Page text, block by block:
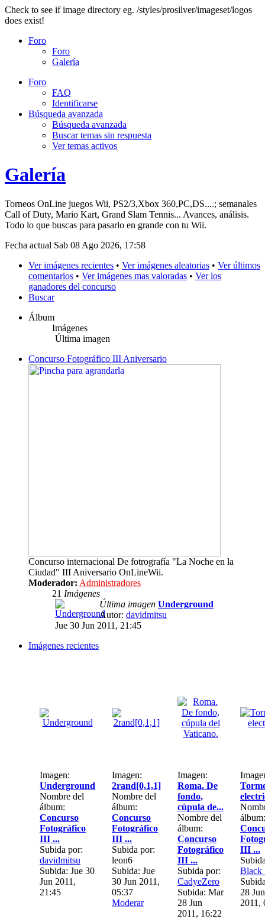
Check to see if image directory eg. /styles/prosilver/imageset/logos
does exist!
Foro
Foro
Galería
Foro
FAQ
Identificarse
Búsqueda avanzada
Búsqueda avanzada
Buscar temas sin respuesta
Ver temas activos
Galería
Torneos OnLine juegos Wii, PS2/3,Xbox 360,PC,DS....; semanales
Call of Duty, Mario Kart, Grand Slam Tennis... Avances, análisis.
Todo lo que buscas para pasarlo en grande con tu Wii.
Fecha actual Sab 08 Ago 2026, 17:58
Ver imágenes recientes • Ver imágenes aleatorias • Ver últimos
comentarios • Ver imágenes mas valoradas • Ver los
ganadores del concurso
Buscar
Álbum
Imágenes
Última imagen
Concurso Fotográfico III Aniversario
Concurso internacional De fotrografía "La Noche en la
Ciudad" III Aniversario OnLineWii.
Moderador: Administradores
21 Imágenes
Última imagen Underground
Autor: davidmitsu
Jue 30 Jun 2011, 21:45
Imágenes recientes
Imagen:
Underground
Nombre del
álbum:
Concurso
Fotográfico
III ...
Subida por:
davidmitsu
Subida: Jue 30
Jun 2011,
21:45
Imagen:
2rand[0,1,1]
Nombre del
álbum:
Concurso
Fotográfico
III ...
Subida por:
leon6
Subida: Jue
30 Jun 2011,
05:37
Moderar
Imagen:
Roma. De
fondo,
cúpula de...
Nombre del
álbum:
Concurso
Fotográfico
III ...
Subida por:
CadyeZero
Subida: Mar
28 Jun
2011, 16:22
álbum:
III ...
28 Jun
2011,